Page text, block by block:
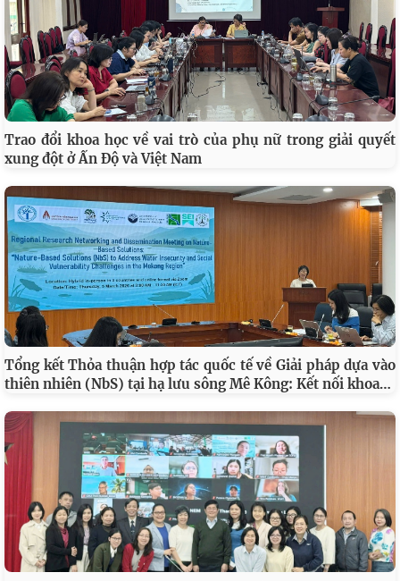
Trao đổi khoa học về vai trò của phụ nữ trong giải quyết
xung đột ở Ấn Độ và Việt Nam
Tổng kết Thỏa thuận hợp tác quốc tế về Giải pháp dựa vào
thiên nhiên (NbS) tại hạ lưu sông Mê Kông: Kết nối khoa…